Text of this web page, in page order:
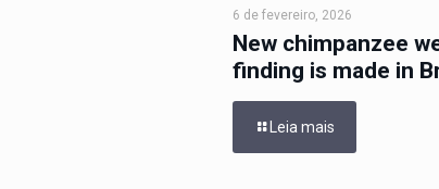
6 de fevereiro, 2026
New chimpanzee
finding is made in
Leia mais